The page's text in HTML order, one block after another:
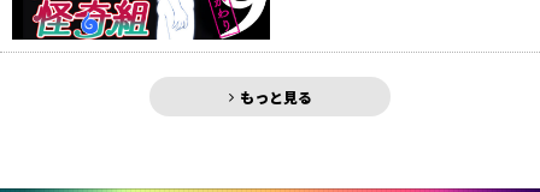
もっと見る